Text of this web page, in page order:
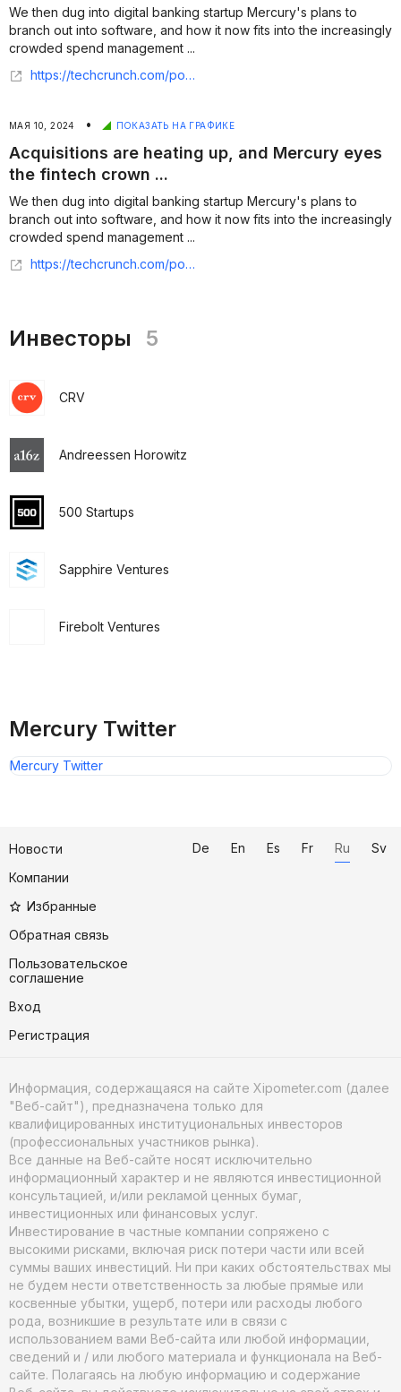
We then dug into digital banking startup Mercury's plans to
branch out into software, and how it now fits into the increasingly
crowded spend management ...
https://techcrunch.com/podcast/acquisitions-are-heating-up-and-mercury-eyes-the-fintech-crown/
МАЯ 10, 2024 • ПОКАЗАТЬ НА ГРАФИКЕ
Acquisitions are heating up, and Mercury eyes
the fintech crown ...
We then dug into digital banking startup Mercury's plans to
branch out into software, and how it now fits into the increasingly
crowded spend management ...
https://techcrunch.com/podcast/acquisitions-are-heating-up-and-mercury-eyes-the-fintech-crown/
Инвесторы 5
CRV
Andreessen Horowitz
500 Startups
Sapphire Ventures
Firebolt Ventures
Mercury Twitter
Mercury Twitter
Новости
Компании
Избранные
Обратная связь
Пользовательское
соглашение
Вход
Регистрация
De En Es Fr Ru Sv
Информация, содержащаяся на сайте Xipometer.com (далее
"Веб-сайт"), предназначена только для
квалифицированных институциональных инвесторов
(профессиональных участников рынка).
Все данные на Веб-сайте носят исключительно
информационный характер и не являются инвестиционной
консультацией, и/или рекламой ценных бумаг,
инвестиционных или финансовых услуг.
Инвестирование в частные компании сопряжено с
высокими рисками, включая риск потери части или всей
суммы ваших инвестиций. Ни при каких обстоятельствах мы
не будем нести ответственность за любые прямые или
косвенные убытки, ущерб, потери или расходы любого
рода, возникшие в результате или в связи с
использованием вами Веб-сайта или любой информации,
сведений и / или любого материала и функционала на Веб-
сайте. Полагаясь на любую информацию и содержание